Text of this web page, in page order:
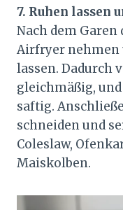
7. Ruhen lassen
Nach dem Garen
Airfryer nehmen
lassen. Dadurch
gleichmäßig,
saftig.
schneiden und
Coleslaw,
Maiskolben.